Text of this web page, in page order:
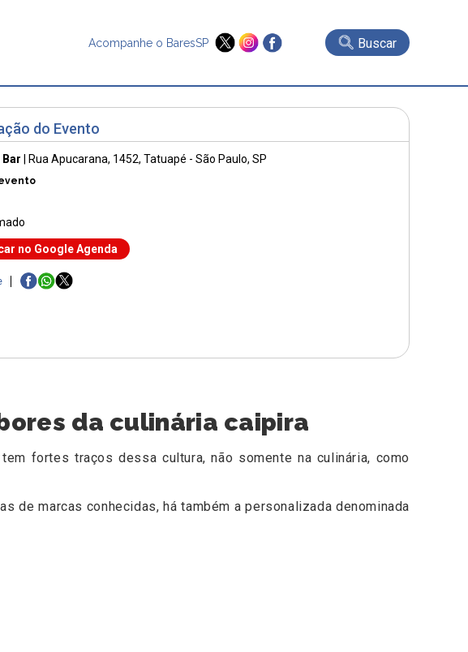
Acompanhe o BaresSP Buscar
do Evento
Rua Apucarana, 1452, Tatuapé - São Paulo, SP
no Google Agenda
da culinária caipira
fortes traços dessa cultura, não somente na culinária, como
de marcas conhecidas, há também a personalizada denominada